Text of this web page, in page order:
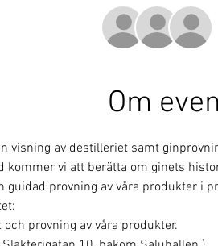
Om
visning av destilleriet samt
kommer vi att berätta om ginets
guidad provning av våra produkter i
provning av våra produkter.